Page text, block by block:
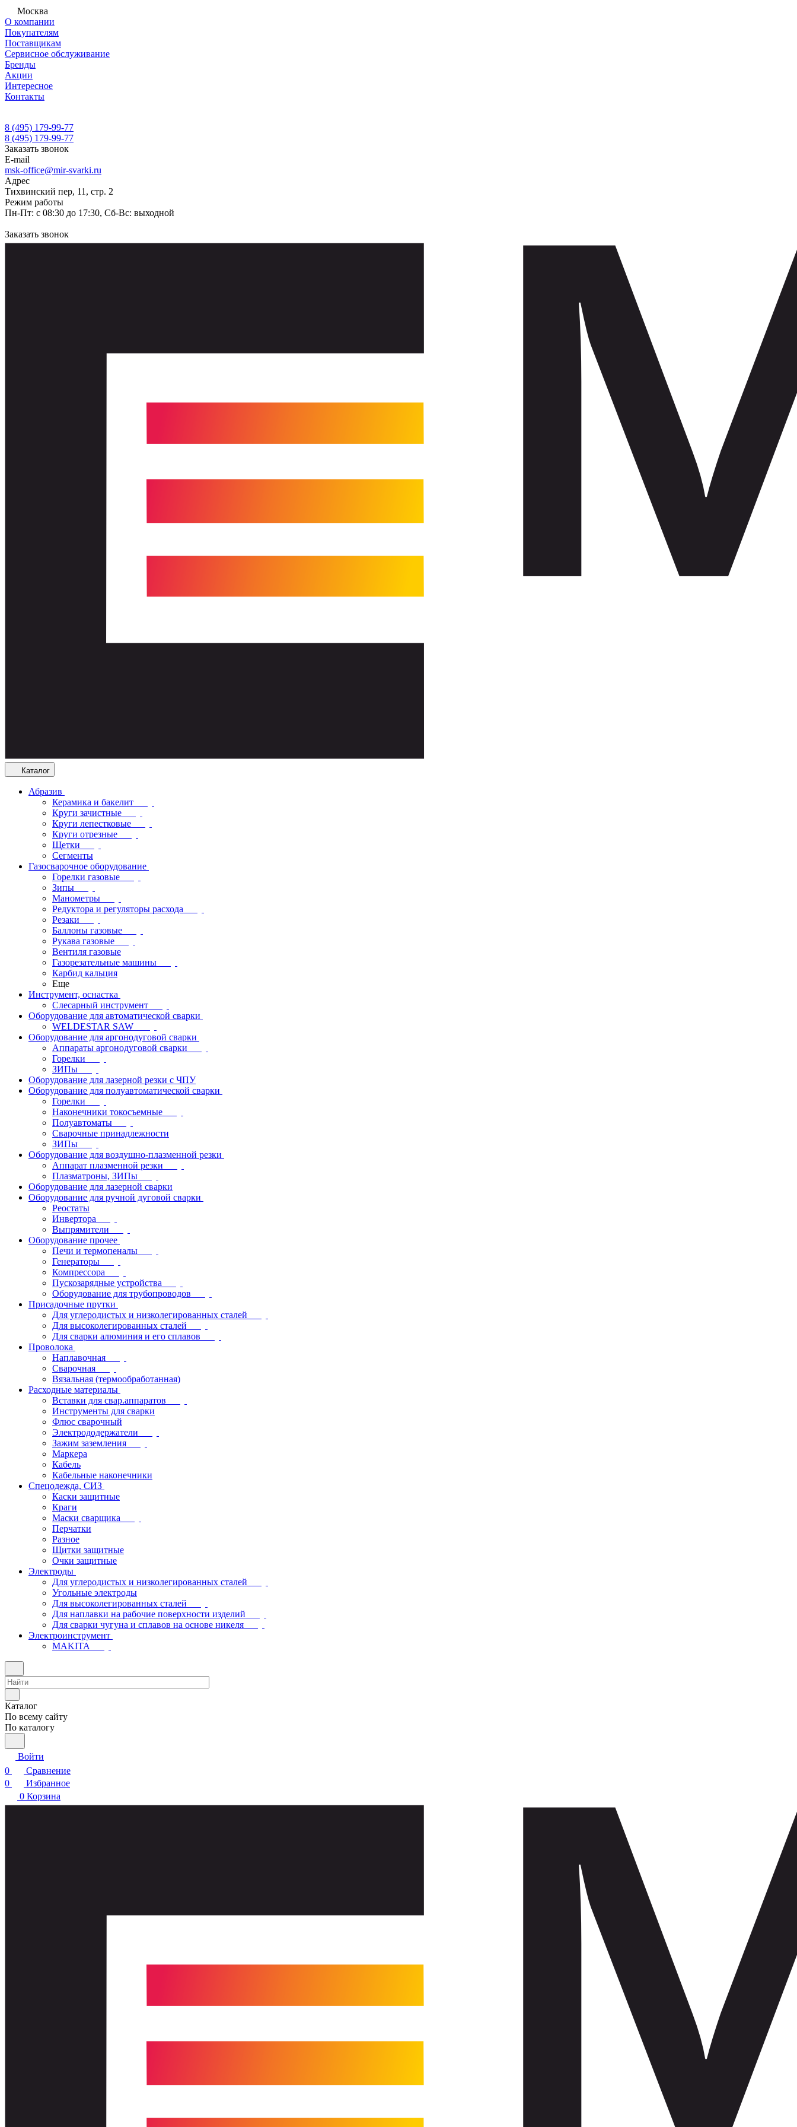
Москва
О компании
Покупателям
Поставщикам
Сервисное обслуживание
Бренды
Акции
Интересное
Контакты
8 (495) 179-99-77
8 (495) 179-99-77
Заказать звонок
E-mail
msk-office@mir-svarki.ru
Адрес
Тихвинский пер, 11, стр. 2
Режим работы
Пн-Пт: с 08:30 до 17:30, Сб-Вс: выходной
Заказать звонок
Каталог
Абразив
Керамика и бакелит
Круги зачистные
Круги лепестковые
Круги отрезные
Щетки
Сегменты
Газосварочное оборудование
Горелки газовые
Зипы
Манометры
Редуктора и регуляторы расхода
Резаки
Баллоны газовые
Рукава газовые
Вентиля газовые
Газорезательные машины
Карбид кальция
Еще
Инструмент, оснастка
Слесарный инструмент
Оборудование для автоматической сварки
WELDESTAR SAW
Оборудование для аргонодуговой сварки
Аппараты аргонодуговой сварки
Горелки
ЗИПы
Оборудование для лазерной резки с ЧПУ
Оборудование для полуавтоматической сварки
Горелки
Наконечники токосъемные
Полуавтоматы
Сварочные принадлежности
ЗИПы
Оборудование для воздушно-плазменной резки
Аппарат плазменной резки
Плазматроны, ЗИПы
Оборудование для лазерной сварки
Оборудование для ручной дуговой сварки
Реостаты
Инвертора
Выпрямители
Оборудование прочее
Печи и термопеналы
Генераторы
Компрессора
Пускозарядные устройства
Оборудование для трубопроводов
Присадочные прутки
Для углеродистых и низколегированных сталей
Для высоколегированных сталей
Для сварки алюминия и его сплавов
Проволока
Наплавочная
Сварочная
Вязальная (термообработанная)
Расходные материалы
Вставки для свар.аппаратов
Инструменты для сварки
Флюс сварочный
Электрододержатели
Зажим заземления
Маркера
Кабель
Кабельные наконечники
Спецодежда, СИЗ
Каски защитные
Краги
Маски сварщика
Перчатки
Разное
Щитки защитные
Очки защитные
Электроды
Для углеродистых и низколегированных сталей
Угольные электроды
Для высоколегированных сталей
Для наплавки на рабочие поверхности изделий
Для сварки чугуна и сплавов на основе никеля
Электроинструмент
МAKITA
Каталог
По всему сайту
По каталогу
Войти
0
Сравнение
0
Избранное
0 Корзина